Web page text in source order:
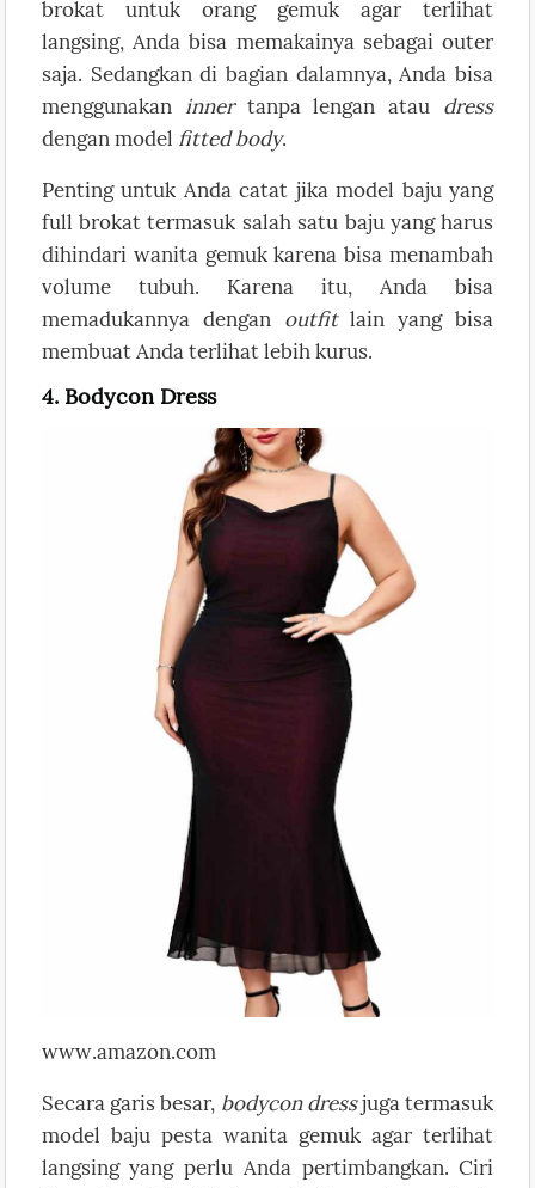
brokat untuk orang gemuk agar terlihat
langsing, Anda bisa memakainya sebagai outer
saja. Sedangkan di bagian dalamnya, Anda bisa
menggunakan innertanpa lengan atau dress
dengan model fitted body.
Penting untuk Anda catat jika model baju yang
full brokat termasuk salah satu baju yang harus
dihindari wanita gemuk karena bisa menambah
volume tubuh. Karena itu, Anda bisa
memadukannya dengan outfitlain yang bisa
membuat Anda terlihat lebih kurus.
4. Bodycon Dress
www.amazon.com
Secara garis besar, bodycon dressjuga termasuk
model baju pesta wanita gemuk agar terlihat
langsing yang perlu Anda pertimbangkan. Ciri